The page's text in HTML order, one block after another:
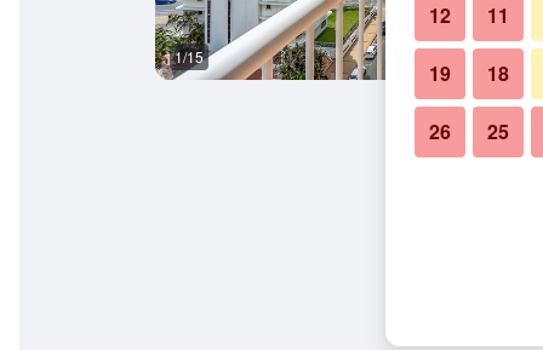
1/15
11
12
18
19
25
26